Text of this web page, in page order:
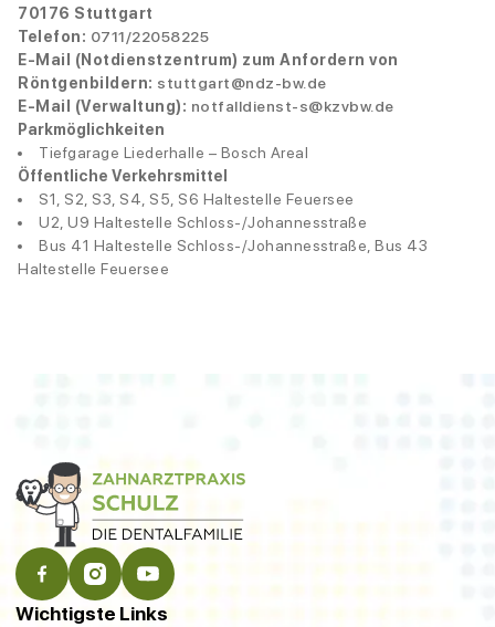
70176 Stuttgart
Telefon: 0711/22058225
E-Mail (Notdienstzentrum) zum Anfordern von
Röntgenbildern: stuttgart@ndz-bw.de
E-Mail (Verwaltung): notfalldienst-s@kzvbw.de
Parkmöglichkeiten
Tiefgarage Liederhalle – Bosch Areal
Öffentliche Verkehrsmittel
S1, S2, S3, S4, S5, S6 Haltestelle Feuersee
U2, U9 Haltestelle Schloss-/Johannesstraße
Bus 41 Haltestelle Schloss-/Johannesstraße, Bus 43
Haltestelle Feuersee
Wichtigste Links